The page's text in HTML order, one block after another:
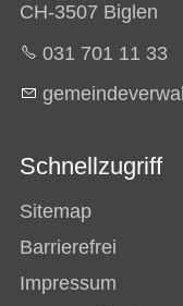
CH-3507 Biglen
031 701 11 33
g m nd v rw
Schnellzugriff
Sitemap
Barrierefrei
Impressum